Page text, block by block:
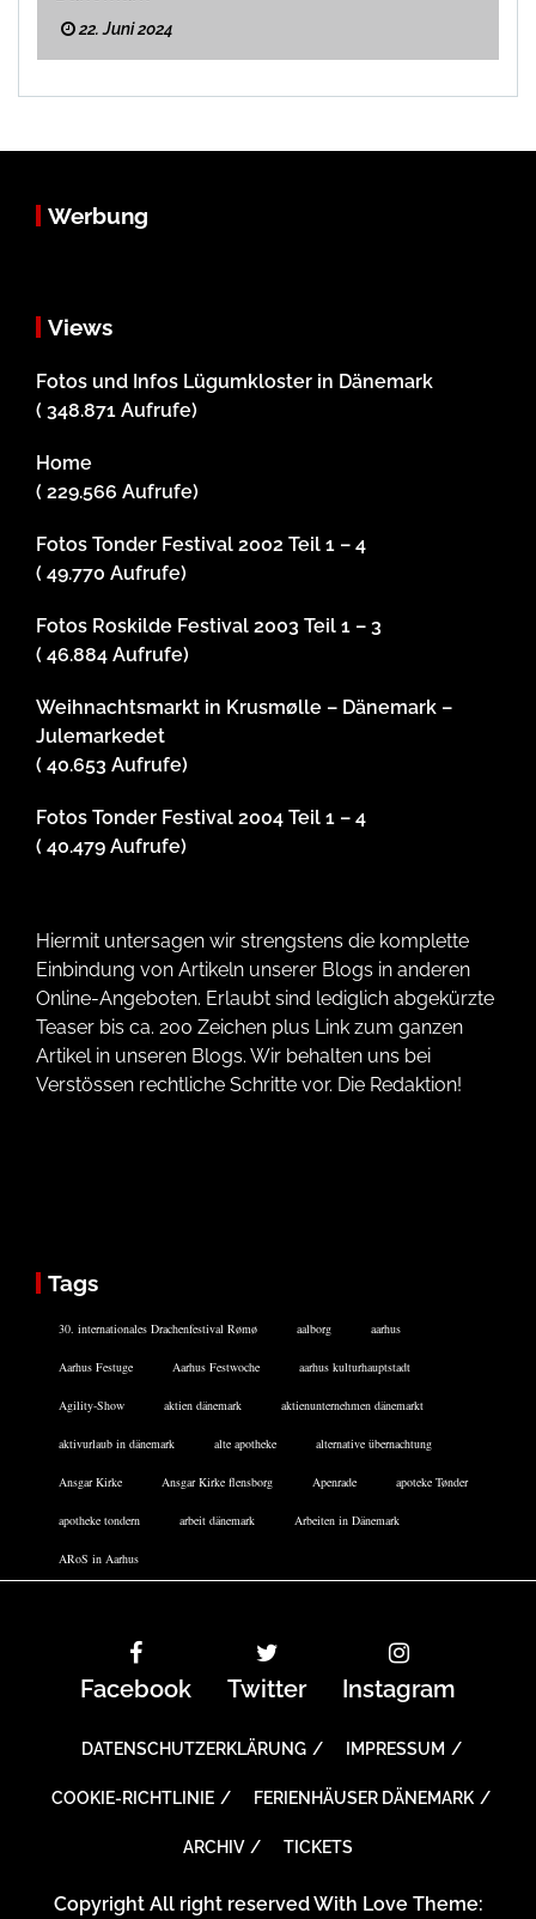
22. Juni 2024
Werbung
Views
Fotos und Infos Lügumkloster in Dänemark
( 348.871 Aufrufe)
Home
( 229.566 Aufrufe)
Fotos Tonder Festival 2002 Teil 1 – 4
( 49.770 Aufrufe)
Fotos Roskilde Festival 2003 Teil 1 – 3
( 46.884 Aufrufe)
Weihnachtsmarkt in Krusmølle – Dänemark –
Julemarkedet
( 40.653 Aufrufe)
Fotos Tonder Festival 2004 Teil 1 – 4
( 40.479 Aufrufe)
Hiermit untersagen wir strengstens die komplette
Einbindung von Artikeln unserer Blogs in anderen
Online-Angeboten. Erlaubt sind lediglich abgekürzte
Teaser bis ca. 200 Zeichen plus Link zum ganzen
Artikel in unseren Blogs. Wir behalten uns bei
Verstössen rechtliche Schritte vor. Die Redaktion!
Tags
30. internationales Drachenfestival Rømø aalborg aarhus
Aarhus Festuge Aarhus Festwoche aarhus kulturhauptstadt
Agility-Show aktien dänemark aktienunternehmen dänemarkt
aktivurlaub in dänemark alte apotheke alternative übernachtung
Ansgar Kirke Ansgar Kirke flensborg Apenrade apoteke Tønder
apotheke tondern arbeit dänemark Arbeiten in Dänemark
ARoS in Aarhus
Facebook Twitter Instagram
DATENSCHUTZERKLÄRUNG IMPRESSUM
COOKIE-RICHTLINIE FERIENHÄUSER DÄNEMARK
ARCHIV TICKETS
Copyright All right reserved With Love Theme: